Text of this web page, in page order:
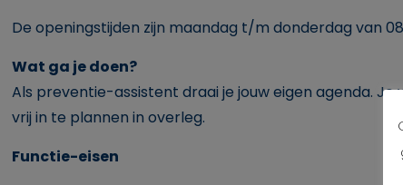
De openingstijden zijn maandag t/m donderdag van
Wat ga je doen?
Als preventie-assistent draai je jouw eigen agenda.
vrij in te plannen in overleg.
Functie-eisen